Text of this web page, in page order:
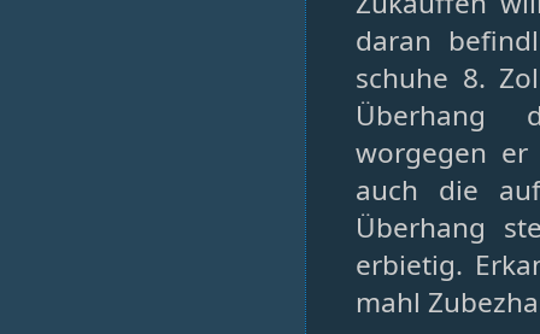
daran
schuhe 8.
Überhang
worgegen er
auch die
Überhang
erbietig.
mahl